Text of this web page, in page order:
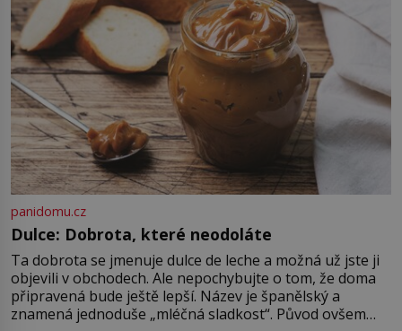
panidomu.cz
Dulce: Dobrota, které neodoláte
Ta dobrota se jmenuje dulce de leche a možná už jste ji
objevili v obchodech. Ale nepochybujte o tom, že doma
připravená bude ještě lepší. Název je španělský a
znamená jednoduše „mléčná sladkost“. Původ ovšem